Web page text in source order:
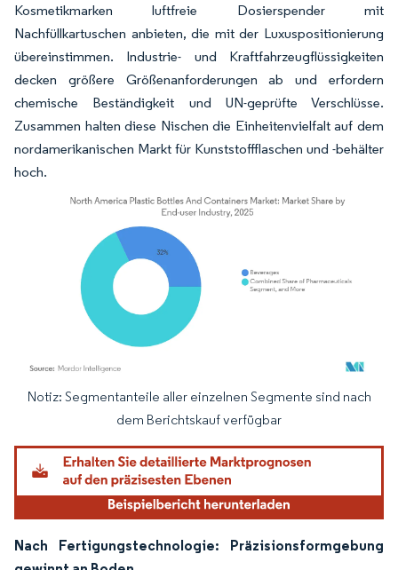
Kosmetikmarken luftfreie Dosierspender mit
Nachfüllkartuschen anbieten, die mit der Luxuspositionierung
übereinstimmen. Industrie- und Kraftfahrzeugflüssigkeiten
decken größere Größenanforderungen ab und erfordern
chemische Beständigkeit und UN-geprüfte Verschlüsse.
Zusammen halten diese Nischen die Einheitenvielfalt auf dem
nordamerikanischen Markt für Kunststoffflaschen und -behälter
hoch.
Bild © Mordor Intelligence. Wiederverwendung erfordert Namensnennung
Notiz: Segmentanteile aller einzelnen Segmente sind nach
dem Berichtskauf verfügbar
Nach Fertigungstechnologie: Präzisionsformgebung